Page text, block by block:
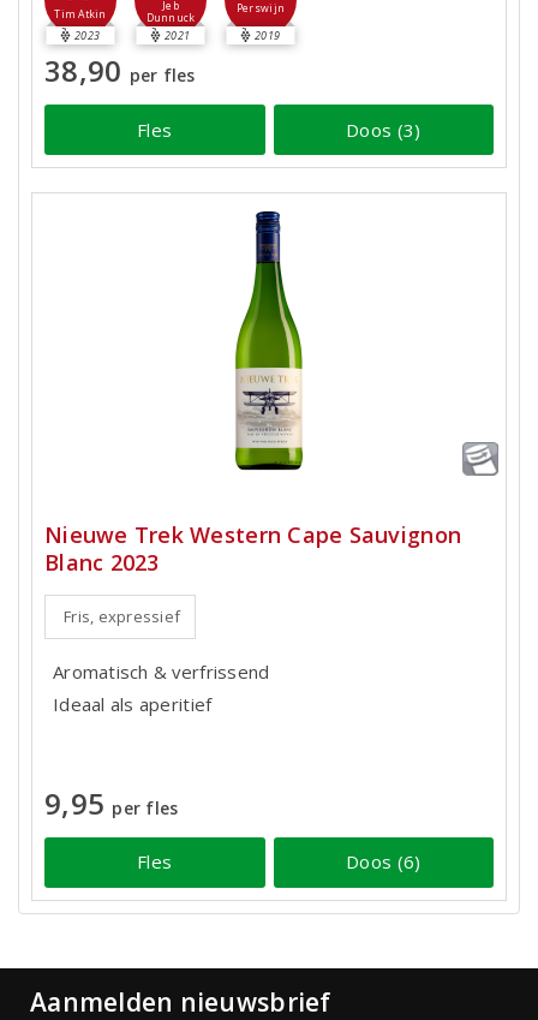
Tim Atkin
2023
Jeb
Dunnuck
2021
Perswijn
2019
38,90 per fles
Fles Doos (3)
Nieuwe Trek Western Cape Sauvignon
Blanc 2023
Fris, expressief
Aromatisch & verfrissend
Ideaal als aperitief
9,95 per fles
Fles Doos (6)
Aanmelden nieuwsbrief